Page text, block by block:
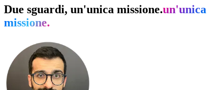
Due sguardi, un'unica missione.un'unica
missione.